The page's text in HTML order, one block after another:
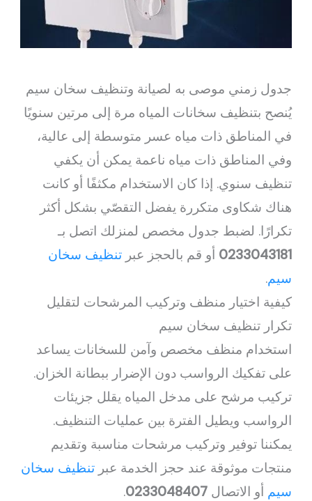
جدول زمني موصى به لصيانة وتنظيف سخان سيم
يُنصح بتنظيف سخانات المياه مرة إلى مرتين سنويًا
في المناطق ذات مياه عسر متوسطة إلى عالية،
وفي المناطق ذات مياه ناعمة يمكن أن يكفي
تنظيف سنوي. إذا كان الاستخدام مكثفًا أو كانت
هناك شكاوى متكررة يفضل التقصّي بشكل أكثر
تكرارًا. لضبط جدول مخصص لمنزلك اتصل بـ
0233043181 أو قم بالحجز عبرتنظيف سخان
سيم.
كيفية اختيار منظف وتركيب المرشحات لتقليل
تكرار تنظيف سخان سيم
استخدام منظف مخصص وآمن للسخانات يساعد
على تفكيك الرواسب دون الإضرار ببطانة الخزان.
تركيب مرشح على مدخل المياه يقلل جزيئات
الرواسب ويطيل الفترة بين عمليات التنظيف.
يمكننا توفير وتركيب مرشحات مناسبة وتقديم
منتجات موثوقة عند حجز الخدمة عبرتنظيف سخان
سيم أو الاتصال0233048407
.